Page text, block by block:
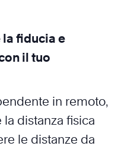
fiducia e
il tuo
in remoto,
distanza fisica
le distanze da